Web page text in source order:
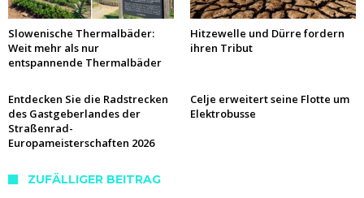
Slowenische Thermalbäder:
Weit mehr als nur
entspannende Thermalbäder
Hitzewelle und Dürre fordern
ihren Tribut
Entdecken Sie die Radstrecken
des Gastgeberlandes der
Straßenrad-
Europameisterschaften 2026
Celje erweitert seine Flotte um
Elektrobusse
ZUFÄLLIGER BEITRAG